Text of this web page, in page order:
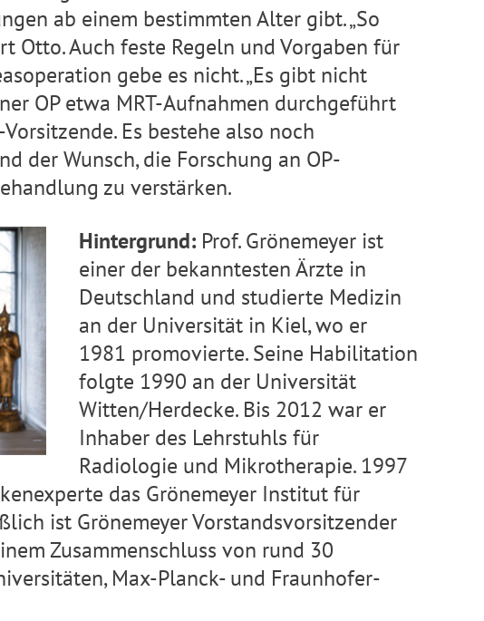
ab einem bestimmten Alter gibt. „So
Otto. Auch feste Regeln und Vorgaben für
gebe es nicht. „Es gibt nicht
OP etwa MRT-Aufnahmen durchgeführt
Es bestehe also noch
der Wunsch, die Forschung an OP-
zu verstärken.
Hintergrund: Prof. Grönemeyer ist
einer der bekanntesten Ärzte in
Deutschland und studierte Medizin
an der Universität in Kiel, wo er
1981 promovierte. Seine Habilitation
folgte 1990 an der Universität
Witten/Herdecke. Bis 2012 war er
Inhaber des Lehrstuhls für
Radiologie und Mikrotherapie. 1997
das Grönemeyer Institut für
ist Grönemeyer Vorstandsvorsitzender
Zusammenschluss von rund 30
Max-Planck- und Fraunhofer-